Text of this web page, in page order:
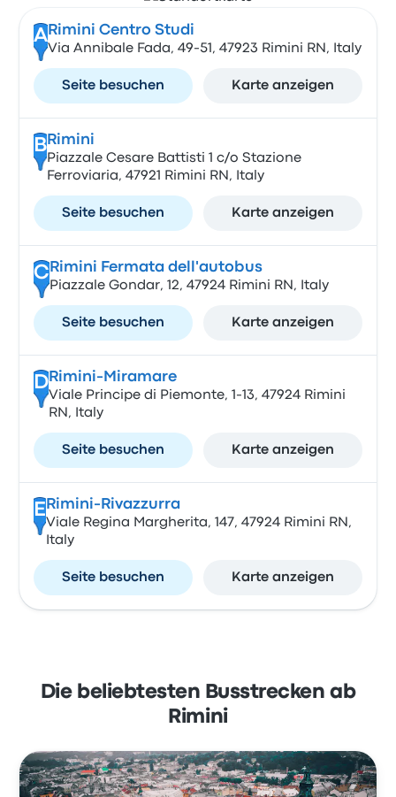
A Rimini Centro Studi
Via Annibale Fada, 49-51, 47923 Rimini RN, Italy
Seite besuchen Karte anzeigen
B Rimini
Piazzale Cesare Battisti 1 c/o Stazione
Ferroviaria, 47921 Rimini RN, Italy
Seite besuchen Karte anzeigen
CRimini Fermata dell'autobus
Piazzale Gondar, 12, 47924 Rimini RN, Italy
Seite besuchen Karte anzeigen
DRimini-Miramare
Viale Principe di Piemonte, 1-13, 47924 Rimini
RN, Italy
Seite besuchen Karte anzeigen
E Rimini-Rivazzurra
Viale Regina Margherita, 147, 47924 Rimini RN,
Italy
Seite besuchen Karte anzeigen
Die beliebtesten Busstrecken ab
Rimini